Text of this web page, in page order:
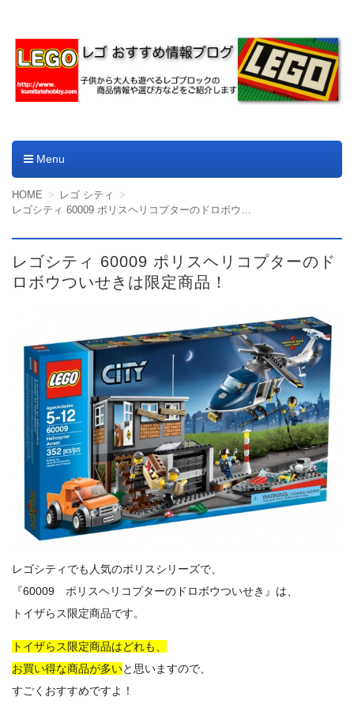
Menu
コンテンツへ移動
HOME
レゴ シティ
レゴシティ 60009 ポリスヘリコプターのドロボウついせきは限定商品！
レゴシティ 60009 ポリスヘリコプターのド
ロボウついせきは限定商品！
レゴシティでも人気のポリスシリーズで、
『60009 ポリスヘリコプターのドロボウついせき』は、
トイザらス限定商品です。
トイザらス限定商品はどれも、
お買い得な商品が多いと思いますので、
すごくおすすめですよ！